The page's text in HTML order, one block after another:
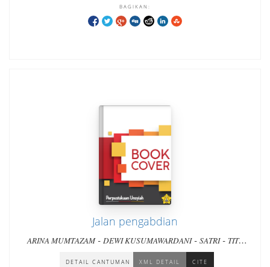
BAGIKAN:
Jalan pengabdian
ARINA MUMTAZAM- DEWI KUSUMAWARDANI- SATRI- TITY
S. RAMA-DAN DUA PULUH PENULIS
LAINNYA
DETAIL CANTUMAN XML DETAIL CITE